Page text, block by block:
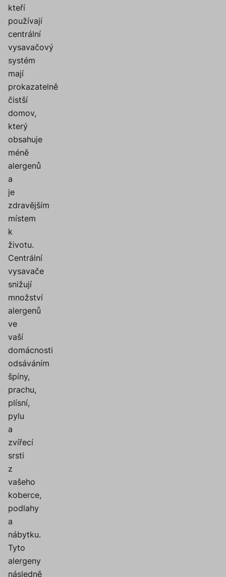
kteří
používají
centrální
vysavačový
systém
mají
prokazatelně
čistší
domov,
který
obsahuje
méně
alergenů
a
je
zdravějším
místem
k
životu.
Centrální
vysavače
snižují
množství
alergenů
ve
vaší
domácnosti
odsáváním
špíny,
prachu,
plísní,
pylu
a
zvířecí
srsti
z
vašeho
koberce,
podlahy
a
nábytku.
Tyto
alergeny
následně